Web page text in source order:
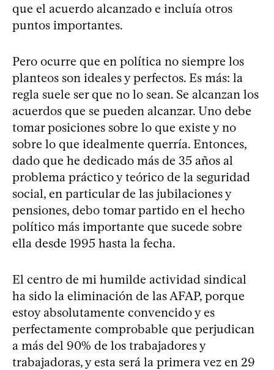
que el acuerdo alcanzado e incluía otros
puntos importantes.
Pero ocurre que en política no siempre los
planteos son ideales y perfectos. Es más: la
regla suele ser que no lo sean. Se alcanzan los
acuerdos que se pueden alcanzar. Uno debe
tomar posiciones sobre lo que existe y no
sobre lo que idealmente querría. Entonces,
dado que he dedicado más de 35 años al
problema práctico y teórico de la seguridad
social, en particular de las jubilaciones y
pensiones, debo tomar partido en el hecho
político más importante que sucede sobre
ella desde 1995 hasta la fecha.
El centro de mi humilde actividad sindical
ha sido la eliminación de las AFAP, porque
estoy absolutamente convencido y es
perfectamente comprobable que perjudican
a más del 90% de los trabajadores y
trabajadoras, y esta será la primera vez en 29